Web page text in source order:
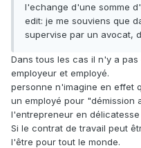
l'echange d'une somme
edit: je me souviens que
supervise par un avocat,
Dans tous les cas il n'y a
employeur et employé.
personne n'imagine en effet
un employé pour "démission
l'entrepreneur en
Si le contrat de travail peut
l'être pour tout le monde.